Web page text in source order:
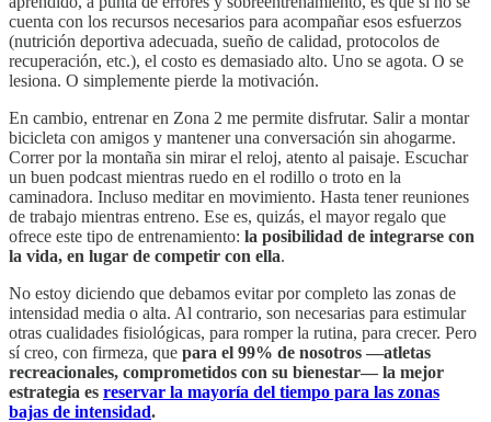
cuenta con los recursos necesarios para acompañar esos esfuerzos
(nutrición deportiva adecuada, sueño de calidad, protocolos de
recuperación, etc.), el costo es demasiado alto. Uno se agota. O se
lesiona. O simplemente pierde la motivación.
En cambio, entrenar en Zona 2 me permite disfrutar. Salir a montar
bicicleta con amigos y mantener una conversación sin ahogarme.
Correr por la montaña sin mirar el reloj, atento al paisaje. Escuchar
un buen podcast mientras ruedo en el rodillo o troto en la
caminadora. Incluso meditar en movimiento. Hasta tener reuniones
de trabajo mientras entreno. Ese es, quizás, el mayor regalo que
ofrece este tipo de entrenamiento: la posibilidad de integrarse con
la vida, en lugar de competir con ella.
No estoy diciendo que debamos evitar por completo las zonas de
intensidad media o alta. Al contrario, son necesarias para estimular
otras cualidades fisiológicas, para romper la rutina, para crecer. Pero
sí creo, con firmeza, que para el 99% de nosotros —atletas
recreacionales, comprometidos con su bienestar— la mejor
estrategia es reservar la mayoría del tiempo para las zonas
bajas de intensidad.